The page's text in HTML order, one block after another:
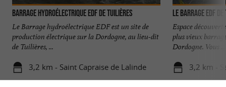
Barrage hydroélectrique EDF de Tuilières
Le Barrage hydroélectrique EDF est un site de
production électrique sur la Dordogne, au lieu-dit
de Tuilières, ...
3,2 km - Saint Capraise de Lalinde
Le Barrage EDF
Espace
plus vieux
Dordogne. Vous ...
3,2 km -